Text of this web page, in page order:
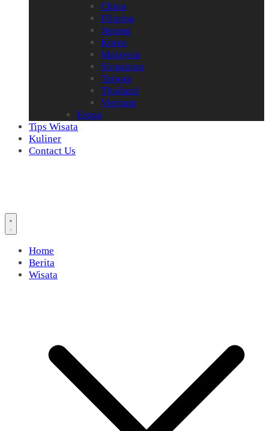
China
Filipina
Jepang
Korea
Malaysia
Singapura
Taiwan
Thailand
Vietnam
Eropa
Tips Wisata
Kuliner
Contact Us
Home
Berita
Wisata